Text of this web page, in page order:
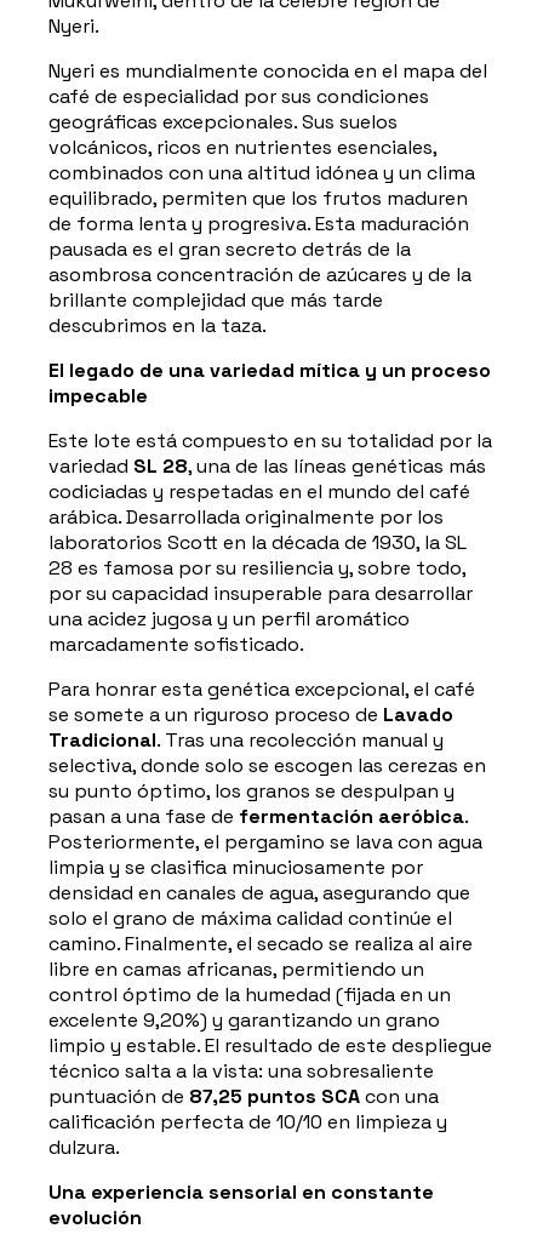
Nyeri.
Nyeri es mundialmente conocida en el mapa del
café de especialidad por sus condiciones
geográficas excepcionales. Sus suelos
volcánicos, ricos en nutrientes esenciales,
combinados con una altitud idónea y un clima
equilibrado, permiten que los frutos maduren
de forma lenta y progresiva. Esta maduración
pausada es el gran secreto detrás de la
asombrosa concentración de azúcares y de la
brillante complejidad que más tarde
descubrimos en la taza.
El legado de una variedad mítica y un proceso
impecable
Este lote está compuesto en su totalidad por la
variedad SL 28, una de las líneas genéticas más
codiciadas y respetadas en el mundo del café
arábica. Desarrollada originalmente por los
laboratorios Scott en la década de 1930, la SL
28 es famosa por su resiliencia y, sobre todo,
por su capacidad insuperable para desarrollar
una acidez jugosa y un perfil aromático
marcadamente sofisticado.
Para honrar esta genética excepcional, el café
se somete a un riguroso proceso de Lavado
Tradicional. Tras una recolección manual y
selectiva, donde solo se escogen las cerezas en
su punto óptimo, los granos se despulpan y
pasan a una fase de fermentación aeróbica.
Posteriormente, el pergamino se lava con agua
limpia y se clasifica minuciosamente por
densidad en canales de agua, asegurando que
solo el grano de máxima calidad continúe el
camino. Finalmente, el secado se realiza al aire
libre en camas africanas, permitiendo un
control óptimo de la humedad (fijada en un
excelente 9,20%) y garantizando un grano
limpio y estable. El resultado de este despliegue
técnico salta a la vista: una sobresaliente
puntuación de 87,25 puntos SCAcon una
calificación perfecta de 10/10 en limpieza y
dulzura.
Una experiencia sensorial en constante
evolución